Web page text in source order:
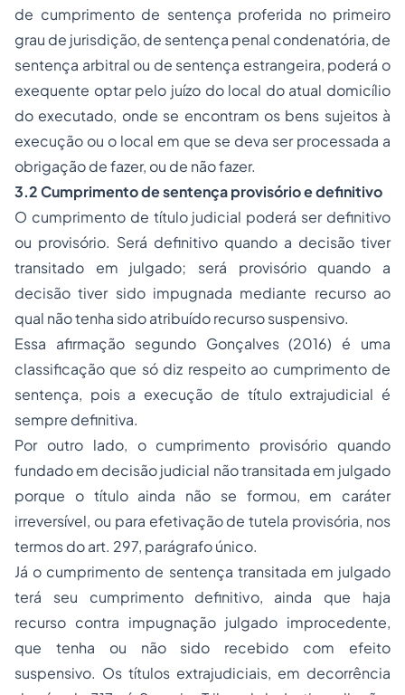
de cumprimento de sentença proferida no primeiro
grau de jurisdição, de sentença penal condenatória, de
sentença arbitral ou de sentença estrangeira, poderá o
exequente optar pelo juízo do local do atual domicílio
do executado, onde se encontram os bens sujeitos à
execução ou o local em que se deva ser processada a
obrigação de fazer, ou de não fazer.
3.2 Cumprimento de sentença provisório e definitivo
O cumprimento de título judicial poderá ser definitivo
ou provisório. Será definitivo quando a decisão tiver
transitado em julgado; será provisório quando a
decisão tiver sido impugnada mediante recurso ao
qual não tenha sido atribuído recurso suspensivo.
Essa afirmação segundo Gonçalves (2016) é uma
classificação que só diz respeito ao cumprimento de
sentença, pois a execução de título extrajudicial é
sempre definitiva.
Por outro lado, o cumprimento provisório quando
fundado em decisão judicial não transitada em julgado
porque o título ainda não se formou, em caráter
irreversível, ou para efetivação de tutela provisória, nos
termos do art. 297, parágrafo único.
Já o cumprimento de sentença transitada em julgado
terá seu cumprimento definitivo, ainda que haja
recurso contra impugnação julgado improcedente,
que tenha ou não sido recebido com efeito
suspensivo. Os títulos extrajudiciais, em decorrência